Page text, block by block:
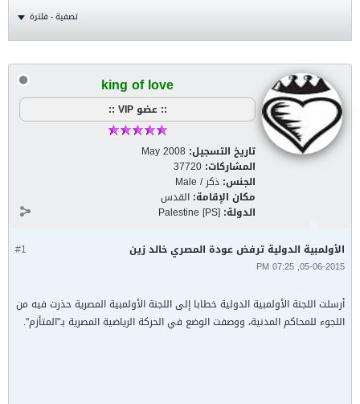
تصفية - فلترة
king of love
:: عضو VIP ::
تاريخ التسجيل: May 2008
المشاركات: 37720
الجنس: ذكر / Male
مكان الإقامة: القدس
الدولة: Palestine [PS]
#1 الأولمبية الدولية ترفض عودة المصري خالد زين
05-06-2015, 07:25 PM
أرسلت اللجنة الأولمبية الدولية خطابا إلى اللجنة الأولمبية المصرية حذرت فيه من
اللجوء للمحاكم المدنية، ووصفت الوضع في الحركة الرياضية المصرية بـ"المتأزم".